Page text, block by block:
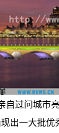
过问城
出一大批